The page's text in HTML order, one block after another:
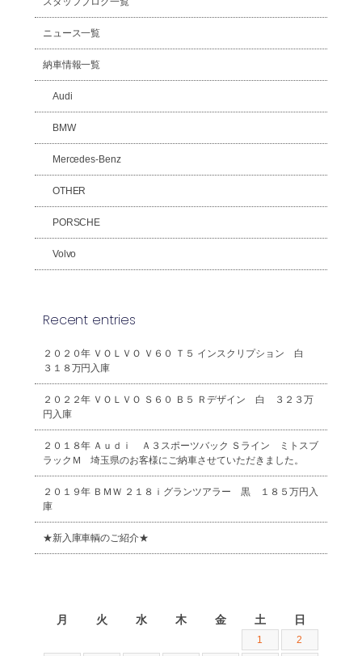
ニュース一覧
納車情報一覧
Audi
BMW
Mercedes-Benz
OTHER
PORSCHE
Volvo
Recent entries
２０２０年 ＶＯＬＶＯ Ｖ６０ Ｔ５ インスクリプション 白
３１８万円入庫
２０２２年 ＶＯＬＶＯ Ｓ６０ Ｂ５ Ｒデザイン 白 ３２３万
円入庫
２０１８年 Ａｕｄｉ Ａ３スポーツバック Ｓライン ミトスブ
ラックＭ 埼玉県のお客様にご納車させていただきました。
２０１９年 ＢＭＷ ２１８ｉグランツアラー 黒 １８５万円入
庫
★新入庫車輌のご紹介★
月 火 水 木 金 土 日
1 2